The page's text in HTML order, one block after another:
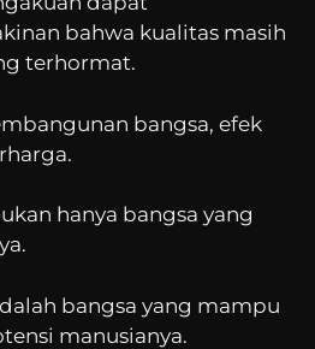
bahwa kualitas masih
terhormat.
bangsa, efek
hanya bangsa yang
bangsa yang mampu
manusianya.